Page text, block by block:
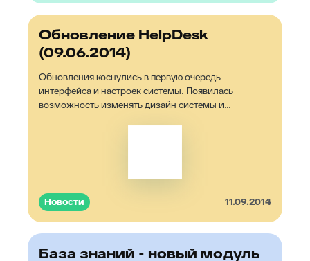
Обновление HelpDesk
(09.06.2014)
Обновления коснулись в первую очередь
интерфейса и настроек системы. Появилась
возможность изменять дизайн системы и
Новости 11.09.2014
База знаний - новый модуль